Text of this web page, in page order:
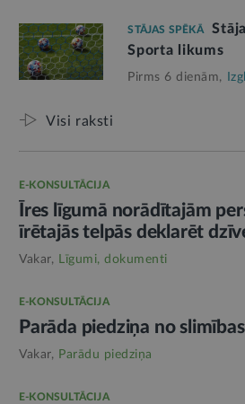
STĀJAS SPĒKĀ
Sporta likums
Pirms 6 dienām,
Visi raksti
E-KONSULTĀCIJA
Īres līgumā norādītajām
īrētajās telpās deklarēt
Vakar, Līgumi, dokumenti
E-KONSULTĀCIJA
Parāda piedziņa no
Vakar, Parādu piedziņa
E-KONSULTĀCIJA